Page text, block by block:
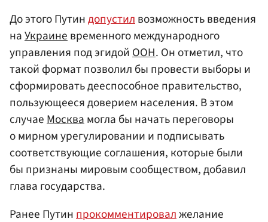
До этого Путиндопустилвозможность введения
наУкраиневременного международного
управления под эгидойООН. Он отметил, что
такой формат позволил бы провести выборы и
сформировать дееспособное правительство,
пользующееся доверием населения. В этом
случаеМосквамогла бы начать переговоры
о мирном урегулировании и подписывать
соответствующие соглашения, которые были
бы признаны мировым сообществом, добавил
глава государства.
Ранее Путинпрокомментировалжелание